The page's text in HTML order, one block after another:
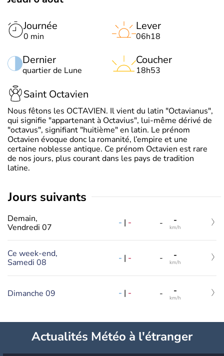
Journée
0 min
Dernier
quartier de Lune
Lever
06h18
Coucher
18h53
Saint Octavien
Nous fêtons les OCTAVIEN. Il vient du latin "Octavianus",
qui signifie "appartenant à Octavius", lui-même dérivé de
"octavus", signifiant "huitième" en latin. Le prénom
Octavien évoque donc la romanité, l’empire et une
certaine noblesse antique. Ce prénom Octavien est rare
de nos jours, plus courant dans les pays de tradition
latine.
jours suivants
Demain,
Vendredi 07
- | - - -
km/h
Ce week-end,
Samedi 08
- | - - -
km/h
Dimanche 09 - | - - -
km/h
Actualités Météo à l'étranger